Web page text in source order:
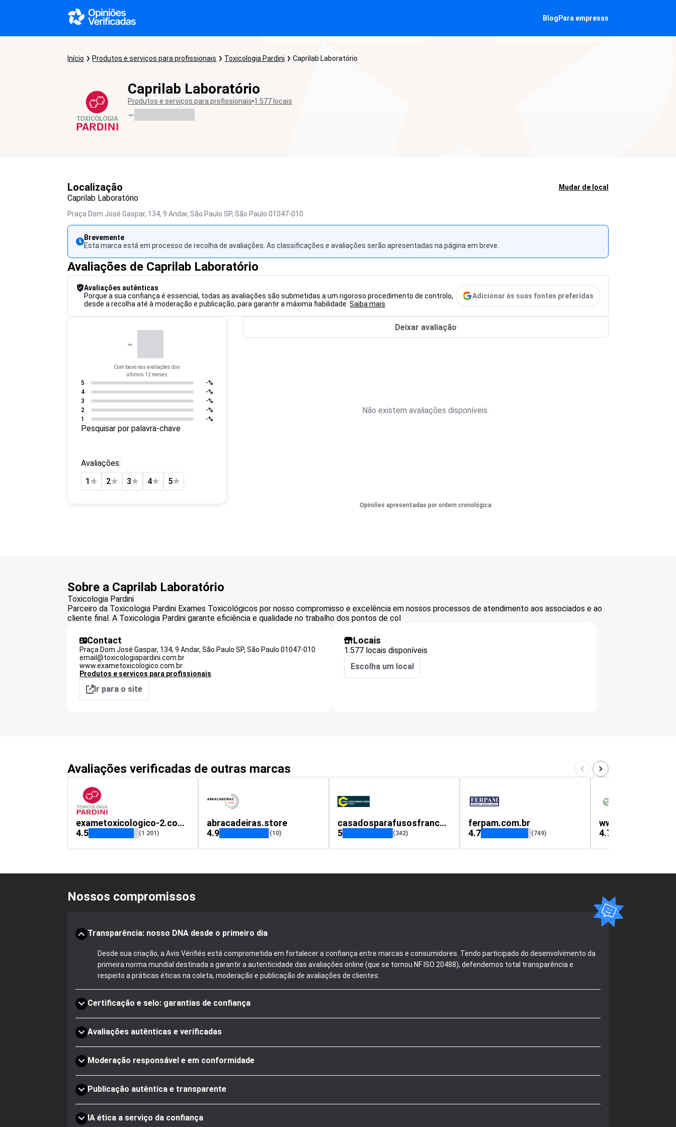
Blog Para empresas
Início Produtos e serviços para profissionais Toxicologia Pardini Caprilab Laboratório
Caprilab Laboratório
Produtos e serviços para profissionais 1.577 locais
-
Localização Mudar de local
Caprilab Laboratório
Praça Dom José Gaspar, 134, 9 Andar, São Paulo SP, São Paulo 01047-010
Brevemente
Esta marca está em processo de recolha de avaliações. As classificações e avaliações serão apresentadas na página em breve.
Avaliações de Caprilab Laboratório
Avaliações autênticas
Porque a sua confiança é essencial, todas as avaliações são submetidas a um rigoroso procedimento de controlo,
desde a recolha até à moderação e publicação, para garantir a máxima fiabilidade.Saiba mais
Adicionar às suas fontes preferidas
-
Com base nas avaliações dos
últimos 12 meses
5
-%
4
-%
3
-%
2
-%
1
-%
Pesquisar por palavra-chave
Avaliações:
1 ★ 2★ 3★ 4★ 5★
Deixar avaliação
Não existem avaliações disponíveis.
Opiniões apresentadas por ordem cronológica
Sobre a Caprilab Laboratório
Toxicologia Pardini
Parceiro da Toxicologia Pardini Exames Toxicológicos por nosso compromisso e excelência em nossos processos de atendimento aos associados e ao
cliente final. A Toxicologia Pardini garante eficiência e qualidade no trabalho dos pontos de col
Contact
Praça Dom José Gaspar, 134, 9 Andar, São Paulo SP, São Paulo 01047-010
email@toxicologiapardini.com.br
www.exametoxicologico.com.br
Produtos e serviços para profissionais
Ir para o site
Locais
1.577 locais disponíveis
Escolha um local
Avaliações verificadas de outras marcas
exametoxicologico-2.com.br
4.5
(1 201)
abracadeiras.store
4.9
(10)
casadosparafusosfranca.com.br
5
(342)
ferpam.com.br
4.7
(749) 4.7
Nossos compromissos
Transparência: nosso DNA desde o primeiro dia
Desde sua criação, a Avis Vérifiés está comprometida em fortalecer a confiança entre marcas e consumidores. Tendo participado do desenvolvimento da
primeira norma mundial destinada a garantir a autenticidade das avaliações online (que se tornou NF ISO 20488), defendemos total transparência e
respeito a práticas éticas na coleta, moderação e publicação de avaliações de clientes.
Certificação e selo: garantias de confiança
Avaliações autênticas e verificadas
Moderação responsável e em conformidade
Publicação autêntica e transparente
IA ética a serviço da confiança